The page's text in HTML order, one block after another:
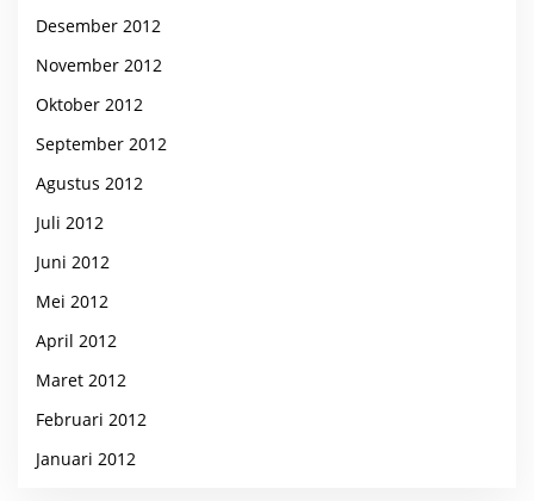
Desember 2012
November 2012
Oktober 2012
September 2012
Agustus 2012
Juli 2012
Juni 2012
Mei 2012
April 2012
Maret 2012
Februari 2012
Januari 2012